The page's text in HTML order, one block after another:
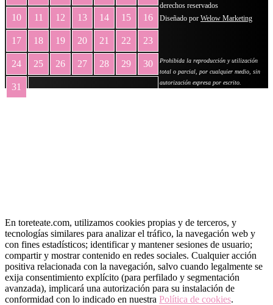
10 11 12 13 14 15 16
17 18 19 20 21 22 23
24 25 26 27 28 29 30
31
derechos reservados
Diseñado por Welow Marketing
Prohibida la reproducción y utilización
total o parcial, por cualquier medio, sin
autorización expresa por escrito.
En toreteate.com, utilizamos cookies propias y de terceros, y
tecnologías similares para analizar el tráfico, la navegación web y
con fines estadísticos; identificar y mantener sesiones de usuario;
compartir y mostrar contenido en redes sociales. Cualquier acción
positiva relacionada con la navegación, salvo cuando legalmente se
exija consentimiento explícito (para perfilado y segmentación
avanzada), implicará una autorización para su instalación de
conformidad con lo indicado en nuestra Política de cookies.